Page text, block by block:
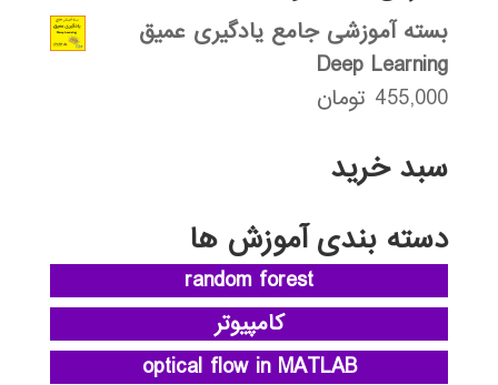
بسته آموزشی جامع یادگیری عمیق
Deep Learning
455,000 تومان
سبد خرید
دسته بندی آموزش ها
random forest
کامپیوتر
optical flow in MATLAB